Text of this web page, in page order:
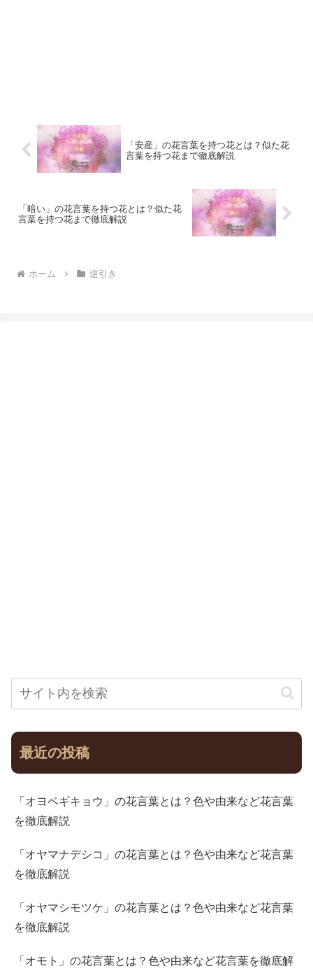
「安産」の花言葉を持つ花とは？似た花
言葉を持つ花まで徹底解説
「暗い」の花言葉を持つ花とは？似た花
言葉を持つ花まで徹底解説
ホーム 逆引き
最近の投稿
「オヨベギキョウ」の花言葉とは？色や由来など花言葉
を徹底解説
「オヤマナデシコ」の花言葉とは？色や由来など花言葉
を徹底解説
「オヤマシモツケ」の花言葉とは？色や由来など花言葉
を徹底解説
「オモト」の花言葉とは？色や由来など花言葉を徹底解